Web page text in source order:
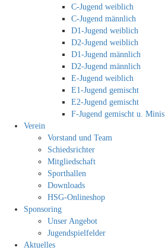
C-Jugend weiblich
C-Jugend männlich
D1-Jugend weiblich
D2-Jugend weiblich
D1-Jugend männlich
D2-Jugend männlich
E-Jugend weiblich
E1-Jugend gemischt
E2-Jugend gemischt
F-Jugend gemischt u. Minis
Verein
Vorstand und Team
Schiedsrichter
Mitgliedschaft
Sporthallen
Downloads
HSG-Onlineshop
Sponsoring
Unser Angebot
Jugendspielfelder
Aktuelles